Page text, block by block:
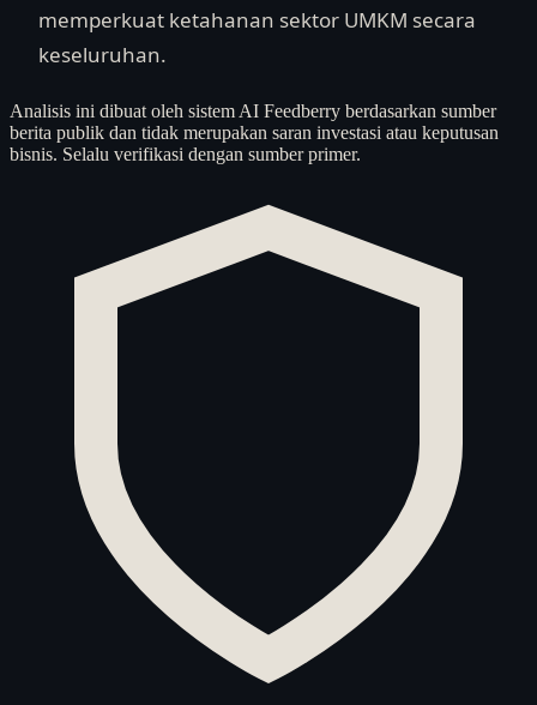
memperkuat ketahanan sektor UMKM secara
keseluruhan.
Analisis ini dibuat oleh sistem AI Feedberry berdasarkan sumber
berita publik dan tidak merupakan saran investasi atau keputusan
bisnis. Selalu verifikasi dengan sumber primer.